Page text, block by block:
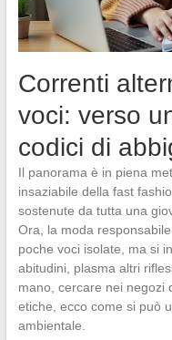
Correnti
voci: verso
codici di
Il panorama è in piena
insaziabile della fast
sostenute da tutta una
Ora, la moda
poche voci isolate, ma si
abitudini, plasma altri
mano, cercare nei negozi
etiche, ecco come si può
ambientale.